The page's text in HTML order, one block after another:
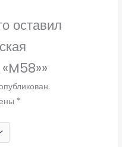
оставил
*